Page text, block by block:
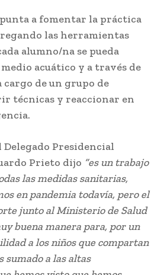
a fomentar la práctica
las herramientas
alumno/na se pueda
acuático y a través de
de un grupo de
técnicas y reaccionar en
Presidencial
Prieto dijo “es un trabajo
las medidas sanitarias,
en pandemia todavía, pero el
junto al Ministerio de Salud
buena manera para, por un
a los niños que compartan
sumado a las altas